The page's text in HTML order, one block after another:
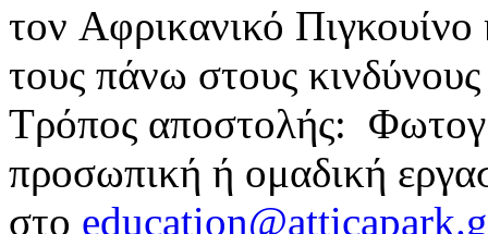
τον Αφρικανικό
τους πάνω στους
Τρόπος αποστολής:
προσωπική ή ομαδική
στο